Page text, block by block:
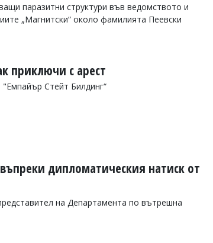
паразитни структури във ведомството и
„Магнитски“ около фамилията Пеевски
приключи с арест
Стейт Билдинг“
дипломатическия натиск от
на Департамента по вътрешна